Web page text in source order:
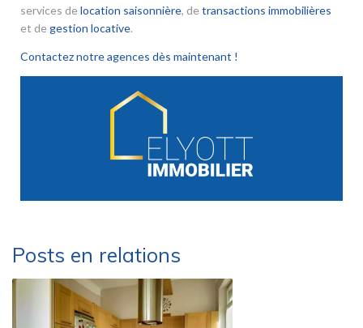
services de location saisonnière, de transactions immobilières
et de gestion locative.
Contactez notre agences dès maintenant !
Posts en relations